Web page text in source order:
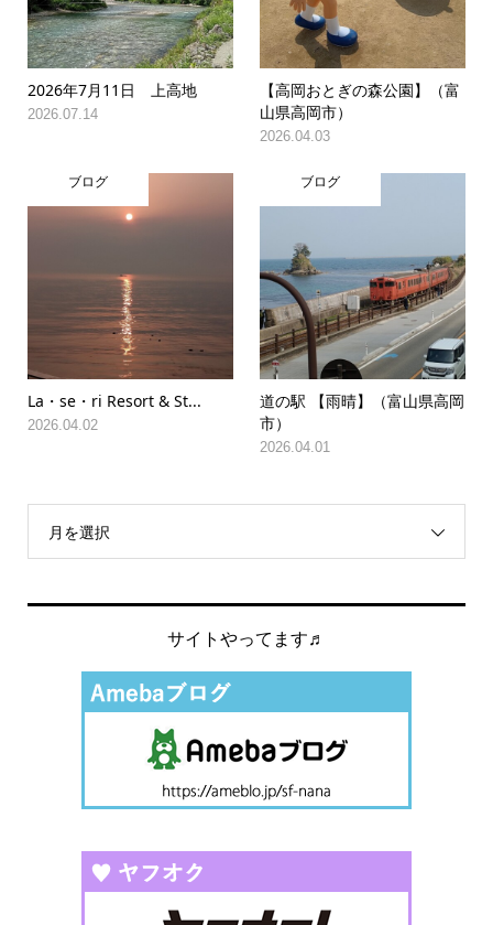
2026年7月11日 上高地
2026.07.14
【高岡おとぎの森公園】（富
山県高岡市）
2026.04.03
ブログ
La・se・ri Resort & St...
2026.04.02
ブログ
道の駅 【雨晴】（富山県高岡
市）
2026.04.01
月を選択
サイトやってます♬